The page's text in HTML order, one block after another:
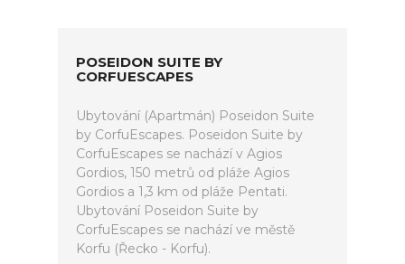
POSEIDON SUITE BY
CORFUESCAPES
Ubytování (Apartmán) Poseidon Suite
by CorfuEscapes. Poseidon Suite by
CorfuEscapes se nachází v Agios
Gordios, 150 metrů od pláže Agios
Gordios a 1,3 km od pláže Pentati.
Ubytování Poseidon Suite by
CorfuEscapes se nachází ve městě
Korfu (Řecko - Korfu).